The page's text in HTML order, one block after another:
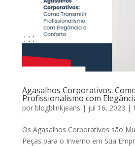
Agasalhos Corporativos:
Profissionalismo com
por blogblinkjeans | jul 16, 2023 |
Os Agasalhos Corporativos são
Peças para o Inverno em Sua